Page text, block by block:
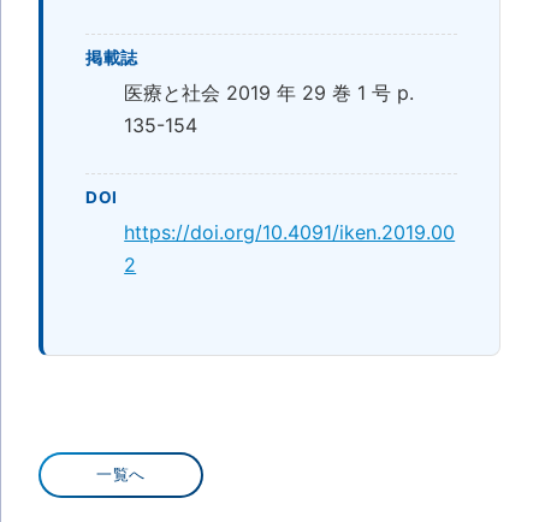
掲載誌
医療と社会 2019 年 29 巻 1 号 p.
135-154
DOI
https://doi.org/10.4091/iken.2019.00
2
一覧へ